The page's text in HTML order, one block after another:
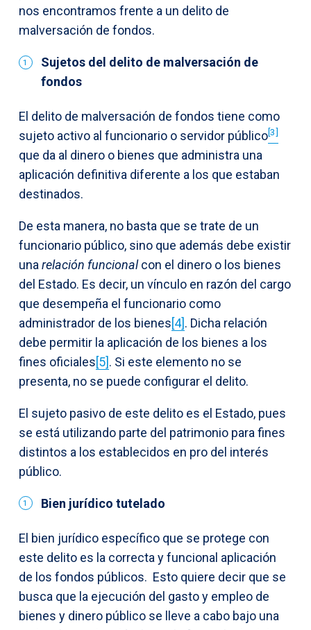
nos encontramos frente a un delito de
malversación de fondos.
Sujetos del delito de malversación de
fondos
El delito de malversación de fondos tiene como
sujeto activo al funcionario o servidor público[3]
que da al dinero o bienes que administra una
aplicación definitiva diferente a los que estaban
destinados.
De esta manera, no basta que se trate de un
funcionario público, sino que además debe existir
una relación funcionalcon el dinero o los bienes
del Estado. Es decir, un vínculo en razón del cargo
que desempeña el funcionario como
administrador de los bienes[4]. Dicha relación
debe permitir la aplicación de los bienes a los
fines oficiales[5]. Si este elemento no se
presenta, no se puede configurar el delito.
El sujeto pasivo de este delito es el Estado, pues
se está utilizando parte del patrimonio para fines
distintos a los establecidos en pro del interés
público.
Bien jurídico tutelado
El bien jurídico específico que se protege con
este delito es la correcta y funcional aplicación
de los fondos públicos. Esto quiere decir que se
busca que la ejecución del gasto y empleo de
bienes y dinero público se lleve a cabo bajo una